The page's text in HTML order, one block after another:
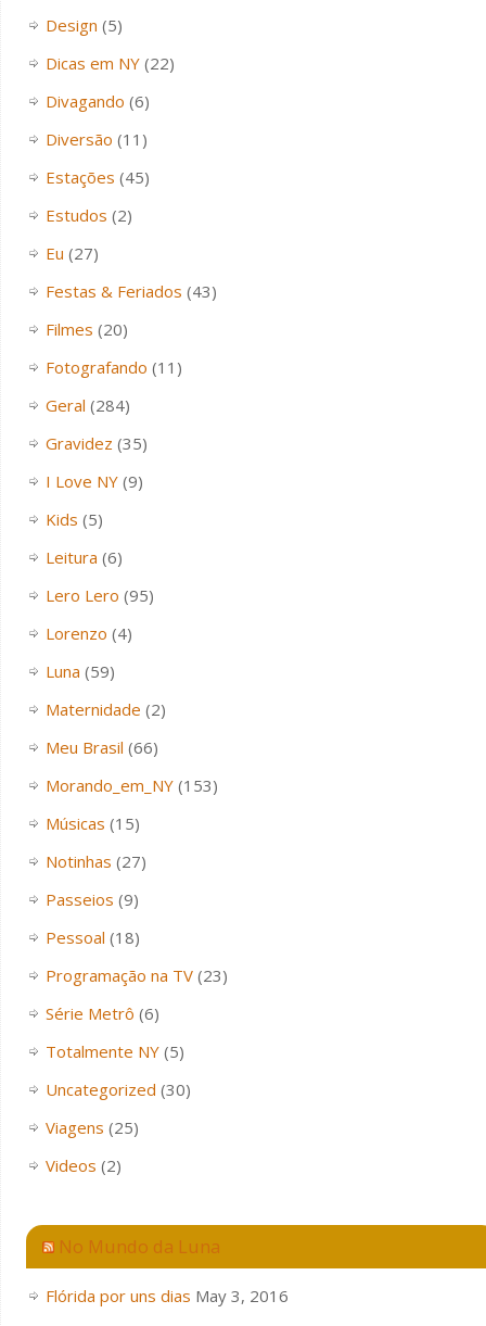
Design (5)
Dicas em NY(22)
Divagando (6)
Diversão (11)
Estações (45)
Estudos (2)
Eu (27)
Festas & Feriados (43)
Filmes (20)
Fotografando (11)
Geral (284)
Gravidez (35)
I Love NY(9)
Kids (5)
Leitura (6)
Lero Lero (95)
Lorenzo (4)
Luna (59)
Maternidade (2)
Meu Brasil (66)
Morando_em_NY(153)
Músicas (15)
Notinhas (27)
Passeios (9)
Pessoal (18)
Programação na TV(23)
Série Metrô (6)
Totalmente NY(5)
Uncategorized (30)
Viagens (25)
Videos (2)
No Mundo da Luna
Flórida por uns dias May 3, 2016